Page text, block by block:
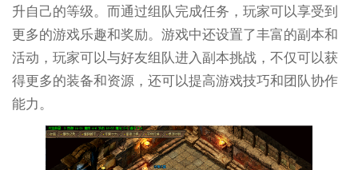
升自己的等级。而通过组队完成任务，玩家可以享受到
更多的游戏乐趣和奖励。游戏中还设置了丰富的副本和
活动，玩家可以与好友组队进入副本挑战，不仅可以获
得更多的装备和资源，还可以提高游戏技巧和团队协作
能力。